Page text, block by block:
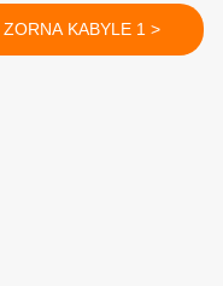
ZORNA KABYLE 1 >